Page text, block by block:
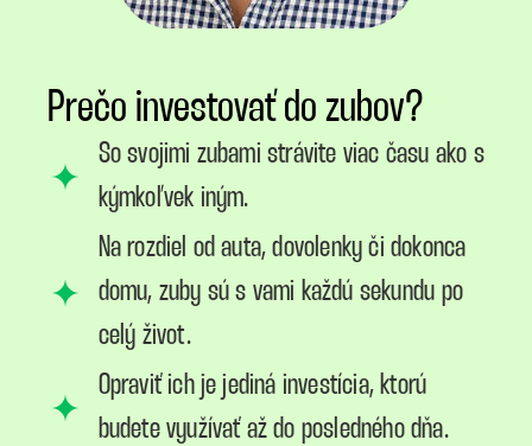
Prečo investovať do zubov?
So svojimi zubami strávite viac času ako s
kýmkoľvek iným.
Na rozdiel od auta, dovolenky či dokonca
domu, zuby sú s vami každú sekundu po
celý život.
Opraviť ich je jediná investícia, ktorú
budete využívať až do posledného dňa.